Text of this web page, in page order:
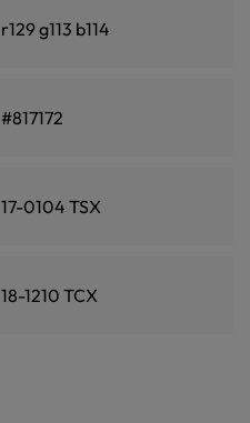
r129 g113 b114
#817172
17-0104 TSX
18-1210 TCX